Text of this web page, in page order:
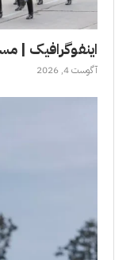
اینفوگرافیک |
آگوست 4, 2026